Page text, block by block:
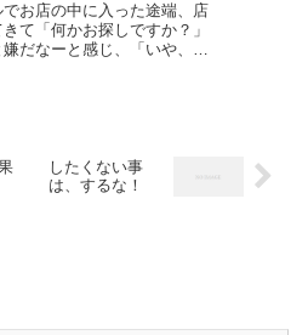
お店の中に入った途端、店
て「何かお探しですか？」
だなーと感じ、「いや、大
したくない事
は、するな！